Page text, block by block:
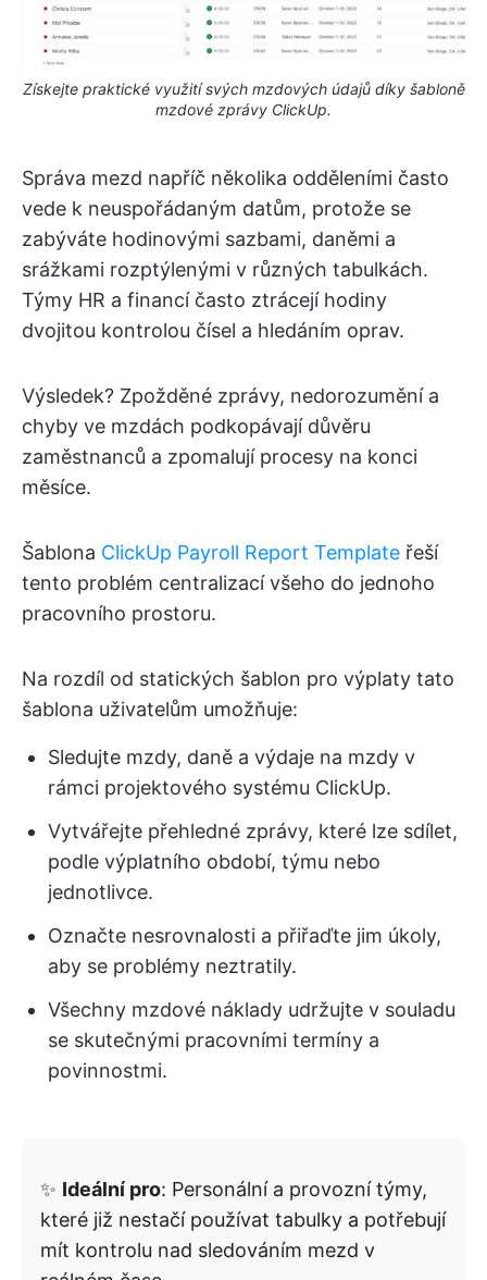
Získejte praktické využití svých mzdových údajů díky šabloně
mzdové zprávy ClickUp.
Správa mezd napříč několika odděleními často
vede k neuspořádaným datům, protože se
zabýváte hodinovými sazbami, daněmi a
srážkami rozptýlenými v různých tabulkách.
Týmy HR a financí často ztrácejí hodiny
dvojitou kontrolou čísel a hledáním oprav.
Výsledek? Zpožděné zprávy, nedorozumění a
chyby ve mzdách podkopávají důvěru
zaměstnanců a zpomalují procesy na konci
měsíce.
Šablona ClickUp Payroll Report Template řeší
tento problém centralizací všeho do jednoho
pracovního prostoru.
Na rozdíl od statických šablon pro výplaty tato
šablona uživatelům umožňuje:
Sledujte mzdy, daně a výdaje na mzdy v
rámci projektového systému ClickUp.
Vytvářejte přehledné zprávy, které lze sdílet,
podle výplatního období, týmu nebo
jednotlivce.
Označte nesrovnalosti a přiřaďte jim úkoly,
aby se problémy neztratily.
Všechny mzdové náklady udržujte v souladu
se skutečnými pracovními termíny a
povinnostmi.
✨ Ideální pro: Personální a provozní týmy,
které již nestačí používat tabulky a potřebují
mít kontrolu nad sledováním mezd v